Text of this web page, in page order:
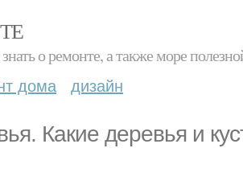
о ремонте, а также море
дома дизайн
Какие деревья и